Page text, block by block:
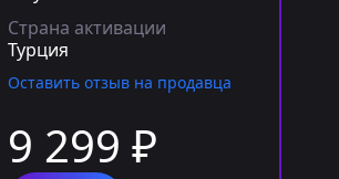
Страна активации
Турция
Оставить отзыв на продавца
9 299 ₽